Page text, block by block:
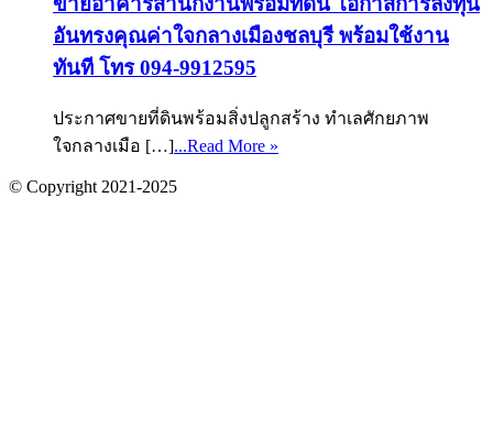
อันทรงคุณค่าใจกลางเมืองชลบุรี พร้อมใช้งาน
ทันที โทร 094-9912595
ประกาศขายที่ดินพร้อมสิ่งปลูกสร้าง ทำเลศักยภาพ
ใจกลางเมือ […]...Read More »
© Copyright 2021-2025